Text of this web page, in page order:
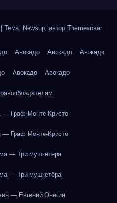
Тема: Newsup, автор Themeansar
Авокадо Авокадо Авокадо
Авокадо Авокадо
Граф Монте-Кристо
Граф Монте-Кристо
— Три мушкетёра
— Три мушкетёра
— Евгений Онегин